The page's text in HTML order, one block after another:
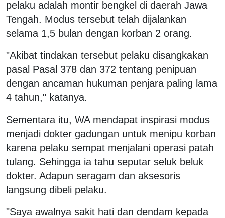
pelaku adalah montir bengkel di daerah Jawa
Tengah. Modus tersebut telah dijalankan
selama 1,5 bulan dengan korban 2 orang.
"Akibat tindakan tersebut pelaku disangkakan
pasal Pasal 378 dan 372 tentang penipuan
dengan ancaman hukuman penjara paling lama
4 tahun," katanya.
Sementara itu, WA mendapat inspirasi modus
menjadi dokter gadungan untuk menipu korban
karena pelaku sempat menjalani operasi patah
tulang. Sehingga ia tahu seputar seluk beluk
dokter. Adapun seragam dan aksesoris
langsung dibeli pelaku.
"Saya awalnya sakit hati dan dendam kepada